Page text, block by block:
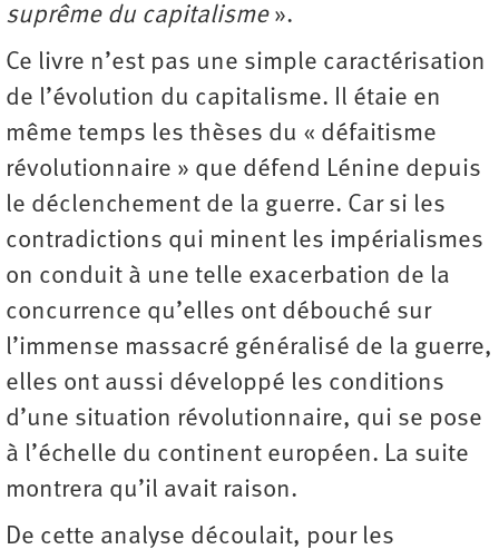
suprême du capitalisme».
Ce livre n’est pas une simple caractérisation
de l’évolution du capitalisme. Il étaie en
même temps les thèses du « défaitisme
révolutionnaire » que défend Lénine depuis
le déclenchement de la guerre. Car si les
contradictions qui minent les impérialismes
on conduit à une telle exacerbation de la
concurrence qu’elles ont débouché sur
l’immense massacré généralisé de la guerre,
elles ont aussi développé les conditions
d’une situation révolutionnaire, qui se pose
à l’échelle du continent européen. La suite
montrera qu’il avait raison.
De cette analyse découlait, pour les